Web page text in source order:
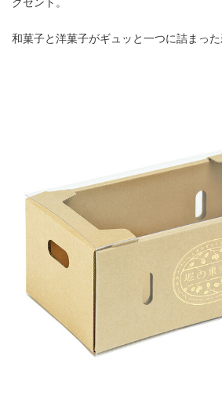
和菓子と洋菓子がギュッと一つに詰まった